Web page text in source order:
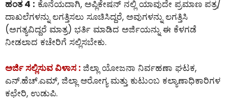
ಹಂತ 4 : ಕೊನೆಯದಾಗಿ, ಅಪ್ಲಿಕೇಷನ್ ನಲ್ಲಿ ಯಾವುದೇ ಪ್ರಮಾಣ ಪತ್ರ/
ದಾಖಲೆಗಳನ್ನು ಲಗತ್ತಿಸಲು ಸೂಚಿಸಿದ್ದರೆ, ಅವುಗಳನ್ನು ಲಗತ್ತಿಸಿ
(ಅಗತ್ಯವಿದ್ದರೆ ಮಾತ್ರ) ಭರ್ತಿ ಮಾಡಿದ ಅರ್ಜಿಯನ್ನು ಈ ಕೆಳಗಡೆ
ನೀಡಲಾದ ಕಚೇರಿಗೆ ಸಲ್ಲಿಸಬೇಕು.
ಅರ್ಜಿ ಸಲ್ಲಿಸುವ ವಿಳಾಸ : ಜಿಲ್ಲಾ ಯೋಜನಾ ನಿರ್ವಹಣಾ ಘಟಕ,
ಎನ್.ಹೆಚ್.ಎಮ್, ಜಿಲ್ಲಾ ಆರೋಗ್ಯ ಮತ್ತು ಕುಟುಂಬ ಕಲ್ಯಾಣಾಧಿಕಾರಿಗಳ
ಕಛೇರಿ, ಉಡುಪಿ.